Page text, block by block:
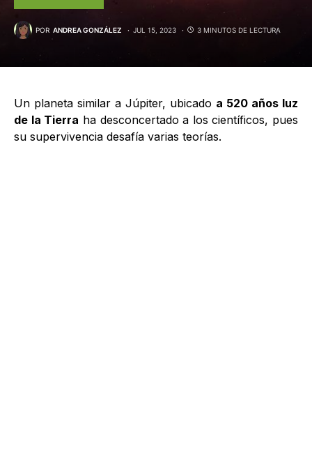
POR ANDREA GONZÁLEZ JUL 15, 2023 3 MINUTOS DE LECTURA
Un planeta similar a Júpiter, ubicado a 520 años luz
de la Tierra ha desconcertado a los científicos, pues
su supervivencia desafía varias teorías.